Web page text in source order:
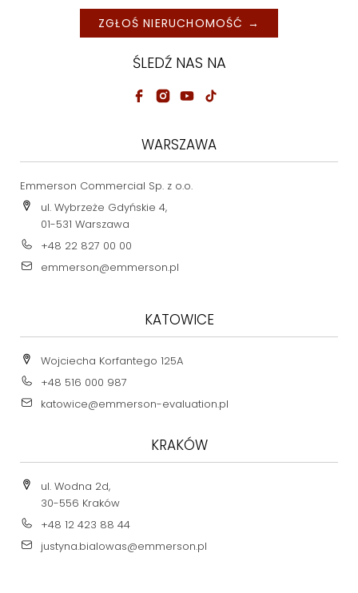
ZGŁOŚ NIERUCHOMOŚĆ →
ŚLEDŹ NAS NA
WARSZAWA
Emmerson Commercial Sp. z o.o.
ul. Wybrzeże Gdyńskie 4,
01-531 Warszawa
+48 22 827 00 00
emmerson@emmerson.pl
KATOWICE
Wojciecha Korfantego 125A
+48 516 000 987
katowice@emmerson-evaluation.pl
KRAKÓW
ul. Wodna 2d,
30-556 Kraków
+48 12 423 88 44
justyna.bialowas@emmerson.pl